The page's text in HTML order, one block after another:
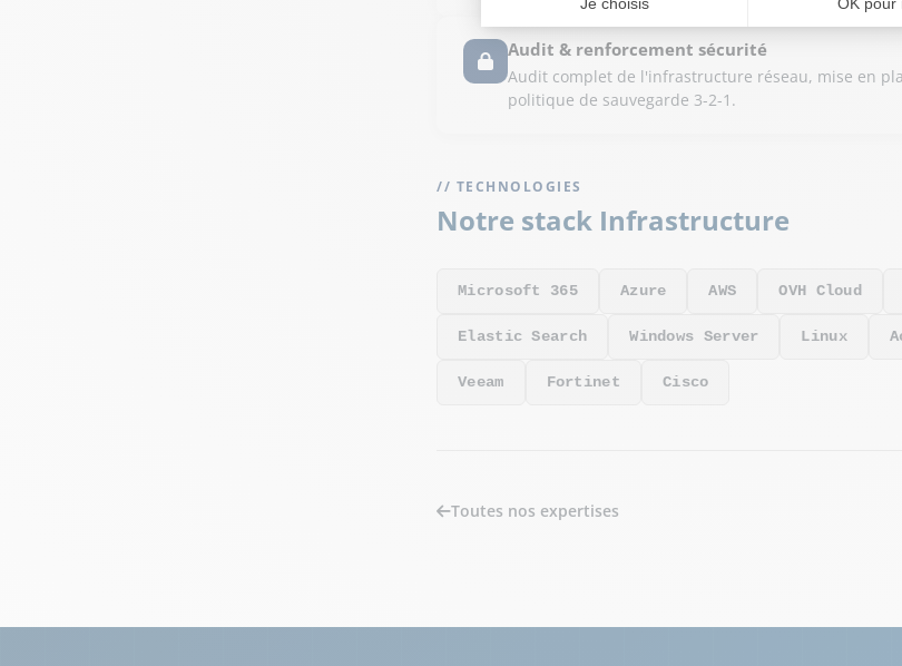
Audit & renforcement sécurité
Audit complet de l'infrastructure réseau, mise en
politique de sauvegarde 3-2-1.
// TECHNOLOGIES
Notre stack Infrastructure
Microsoft 365 Azure AWS OVH Cloud
Elastic Search Windows Server Linux
Veeam Fortinet Cisco
Toutes nos expertises